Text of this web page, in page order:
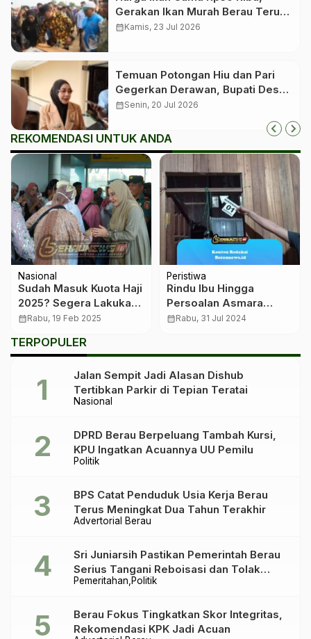
Gerakan Ikan Murah Berau Terus
Digelar Bergilir di 13 Kecamatan
calendar_monthKamis, 23 Jul 2026
Temuan Potongan Hiu dan Pari
Gegerkan Derawan, Bupati Desak
Proses Hukum
calendar_monthSenin, 20 Jul 2026
REKOMENDASI UNTUK ANDA
Nasional
Sudah Masuk Kuota Haji
2025? Segera Lakukan
Pelunasan Sebelum 14
calendar_monthRabu, 19 Feb 2025
Peristiwa
Rindu Ibu Hingga
Persoalan Asmara
Diduga Jadi Motif MB
calendar_monthRabu, 31 Jul 2024
TERPOPULER
Nasional
Jalan Sempit Jadi Alasan Dishub
Tertibkan Parkir di Tepian Teratai
Politik
DPRD Berau Berpeluang Tambah Kursi,
KPU Ingatkan Acuannya UU Pemilu
Advertorial Berau
BPS Catat Penduduk Usia Kerja Berau
Terus Meningkat Dua Tahun Terakhir
Pemeritahan Politik
Sri Juniarsih Pastikan Pemerintah Berau
Serius Tangani Reboisasi dan Tolak
Praktik Ilegal
Berau Fokus Tingkatkan Skor Integritas,
Rekomendasi KPK Jadi Acuan